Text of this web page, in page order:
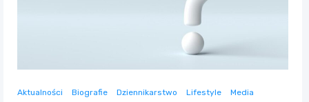
Aktualności Biografie Dziennikarstwo Lifestyle Media